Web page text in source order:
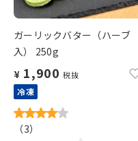
ガーリックバター（ハーブ
入） 250g
¥ 1,900 税抜
冷凍
（3）